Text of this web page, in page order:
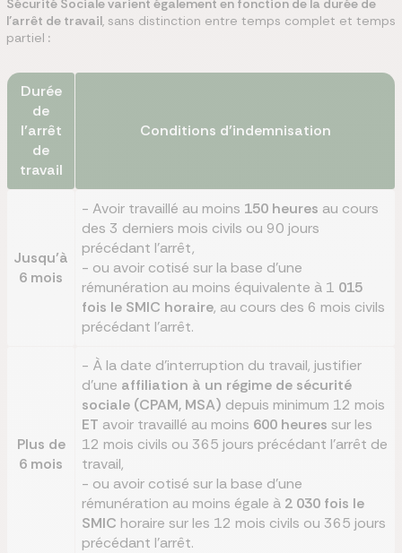
Sécurité Sociale varient également en fonction de la durée de
l’arrêt de travail, sans distinction entre temps complet et temps
partiel :
Durée
de
l’arrêt
de
travail
Conditions d’indemnisation
Jusqu’à
6 mois
- Avoir travaillé au moins 150 heures au cours
des 3 derniers mois civils ou 90 jours
précédant l’arrêt,
- ou avoir cotisé sur la base d’une
rémunération au moins équivalente à 1 015
fois le SMIC horaire, au cours des 6 mois civils
précédant l’arrêt.
Plus de
6 mois
- À la date d’interruption du travail, justifier
d’une affiliation à un régime de sécurité
sociale (CPAM, MSA) depuis minimum 12 mois
ET avoir travaillé au moins 600 heures sur les
12 mois civils ou 365 jours précédant l’arrêt de
travail,
- ou avoir cotisé sur la base d'une
rémunération au moins égale à 2 030 fois le
SMIC horaire sur les 12 mois civils ou 365 jours
précédant l’arrêt.